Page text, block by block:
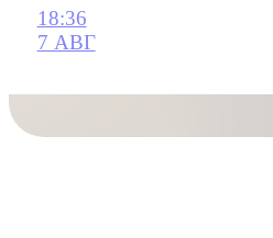
18:36
7 АВГ